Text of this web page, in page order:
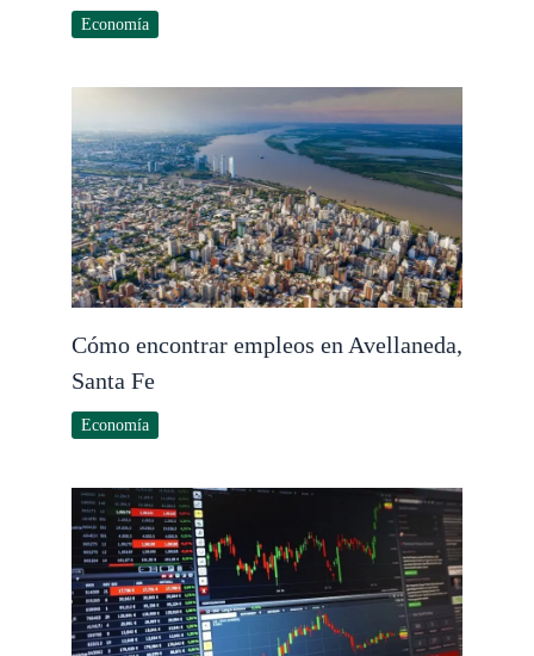
Economía
Cómo encontrar empleos en Avellaneda,
Santa Fe
Economía